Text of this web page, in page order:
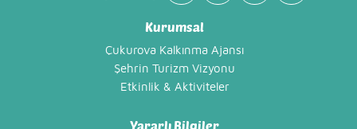
Kurumsal
Çukurova Kalkınma Ajansı
Şehrin Turizm Vizyonu
Etkinlik & Aktiviteler
Yararlı Bilgiler